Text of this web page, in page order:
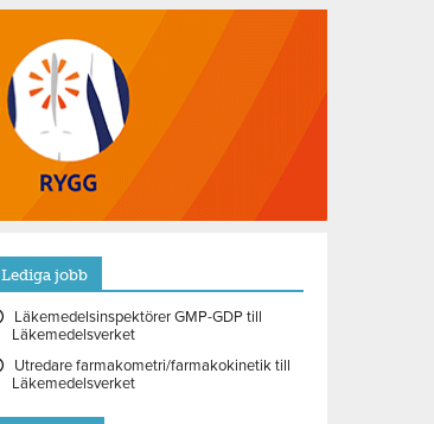
Lediga jobb
Läkemedelsinspektörer GMP-GDP till
Läkemedelsverket
Utredare farmakometri/farmakokinetik till
Läkemedelsverket